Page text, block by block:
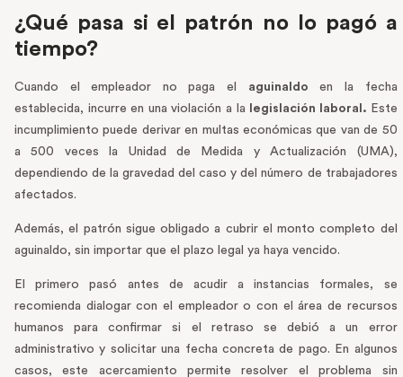
¿Qué pasa si el patrón no lo pagó a
tiempo?
Cuando el empleador no paga el aguinaldo en la fecha
establecida, incurre en una violación a la
legislación laboral. Este
incumplimiento puede derivar en multas económicas que van de 50
a 500 veces la Unidad de Medida y Actualización (UMA),
dependiendo de la gravedad del caso y del número de trabajadores
afectados.
Además, el patrón sigue obligado a cubrir el monto completo del
aguinaldo, sin importar que el plazo legal ya haya vencido.
El primero pasó antes de acudir a instancias formales, se
recomienda dialogar con el empleador o con el área de recursos
humanos para confirmar si el retraso se debió a un error
administrativo y solicitar una fecha concreta de pago. En algunos
casos, este acercamiento permite resolver el problema sin